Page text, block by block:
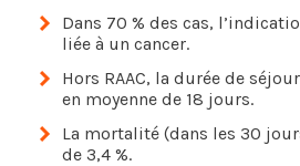
Dans 70 % des cas,
liée à un cancer.
Hors RAAC, la durée de
en moyenne de 18 jours.
La mortalité (dans les 30
de 3,4 %.